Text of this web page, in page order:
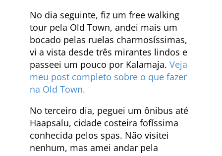
No dia seguinte, fiz um free walking
tour pela Old Town, andei mais um
bocado pelas ruelas charmosíssimas,
vi a vista desde três mirantes lindos e
passeei um pouco por Kalamaja. Veja
meu post completo sobre o que fazer
na Old Town.
No terceiro dia, peguei um ônibus até
Haapsalu, cidade costeira fofíssima
conhecida pelos spas. Não visitei
nenhum, mas amei andar pela